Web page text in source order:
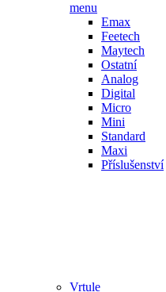
menu
Emax
Feetech
Maytech
Ostatní
Analog
Digital
Micro
Mini
Standard
Maxi
Příslušenství
Vrtule